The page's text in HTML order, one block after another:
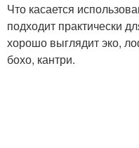
Что касается
подходит практически
хорошо выглядит эко,
бохо, кантри.